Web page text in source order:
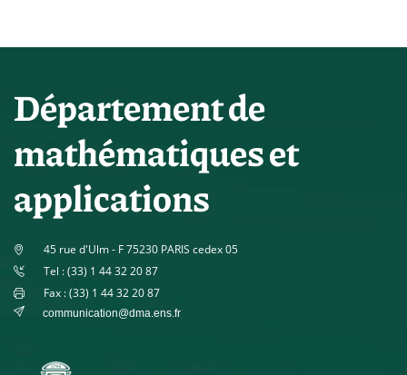
Département de
mathématiques et
applications
45 rue d'Ulm - F 75230 PARIS cedex 05
Tel : (33) 1 44 32 20 87
Fax : (33) 1 44 32 20 87
communication@dma.ens.fr